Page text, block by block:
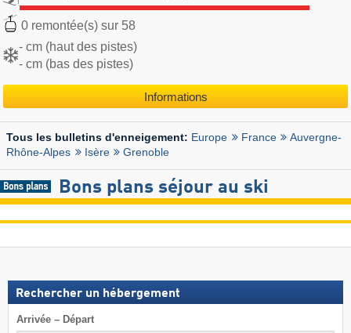
0 remontée(s) sur 58
- cm (haut des pistes)
- cm (bas des pistes)
Informations
Tous les bulletins d'enneigement: Europe France
Auvergne-
Rhône-Alpes
Isère Grenoble
Bons plans séjour au ski
Rechercher un hébergement
Arrivée – Départ